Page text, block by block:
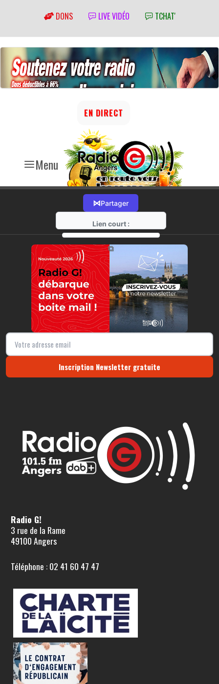
DONS LIVE VIDÉO TCHAT'
Menu
EN DIRECT
⋈Partager
Lien court :
https://radio-g.fr?22556
⧉
Inscription Newsletter gratuite
Radio G!
3 rue de la Rame
49100 Angers
Téléphone : 02 41 60 47 47